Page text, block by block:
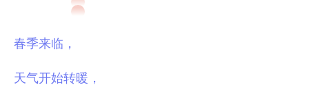
春季来临，
天气开始转暖，